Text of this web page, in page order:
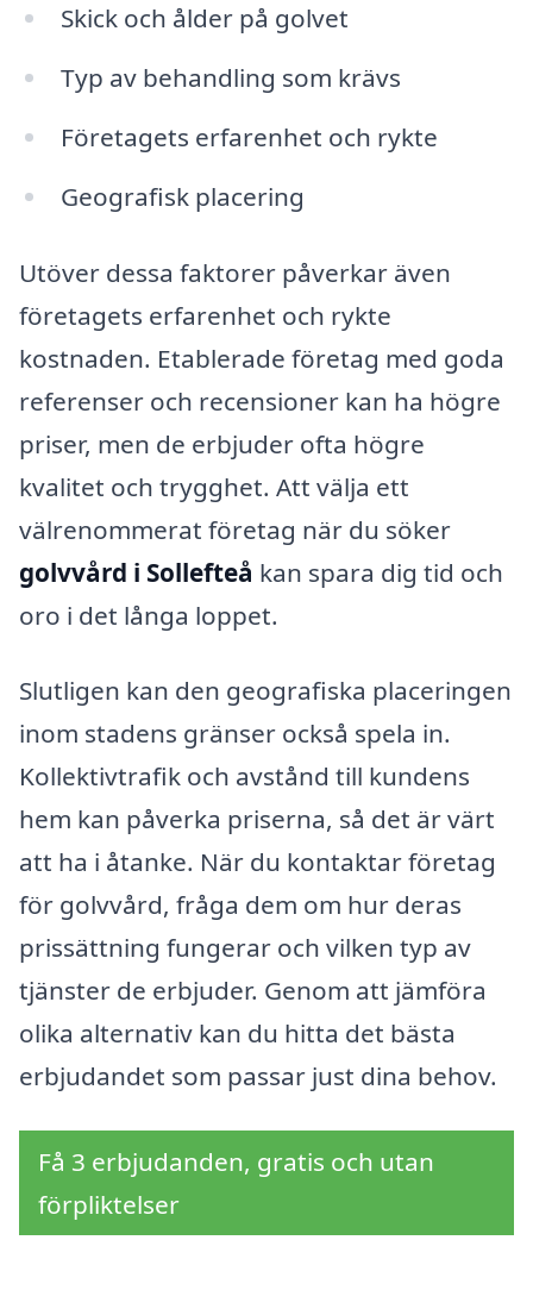
Skick och ålder på golvet
Typ av behandling som krävs
Företagets erfarenhet och rykte
Geografisk placering
Utöver dessa faktorer påverkar även
företagets erfarenhet och rykte
kostnaden. Etablerade företag med goda
referenser och recensioner kan ha högre
priser, men de erbjuder ofta högre
kvalitet och trygghet. Att välja ett
välrenommerat företag när du söker
golvvård i Sollefteå kan spara dig tid och
oro i det långa loppet.
Slutligen kan den geografiska placeringen
inom stadens gränser också spela in.
Kollektivtrafik och avstånd till kundens
hem kan påverka priserna, så det är värt
att ha i åtanke. När du kontaktar företag
för golvvård, fråga dem om hur deras
prissättning fungerar och vilken typ av
tjänster de erbjuder. Genom att jämföra
olika alternativ kan du hitta det bästa
erbjudandet som passar just dina behov.
Få 3 erbjudanden, gratis och utan
förpliktelser